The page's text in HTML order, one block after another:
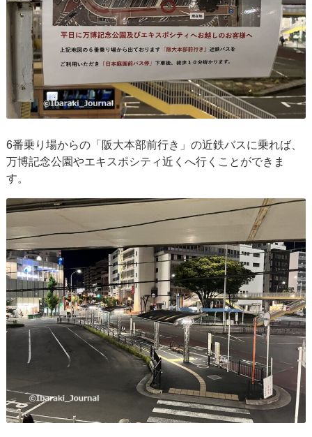
6番乗り場からの「阪大本部前行き」の近鉄バスに乗れば、
万博記念公園やエキスポシティ近くへ行くことができま
す。